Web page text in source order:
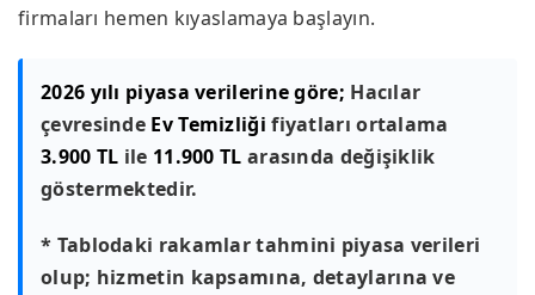
firmaları hemen kıyaslamaya başlayın.
2026 yılı piyasa verilerine göre; Hacılar
çevresinde Ev Temizliği fiyatları ortalama
3.900 TL ile 11.900 TL arasında değişiklik
göstermektedir.
* Tablodaki rakamlar tahmini piyasa verileri
olup; hizmetin kapsamına, detaylarına ve